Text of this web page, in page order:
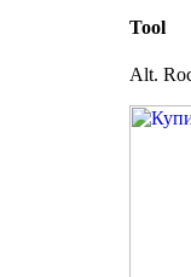
Tool
Alt.